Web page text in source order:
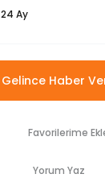
24 Ay
Gelince Haber
Yorum Yaz